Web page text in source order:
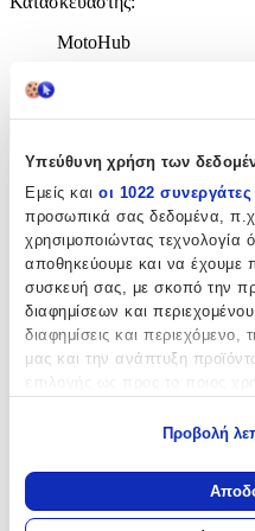
Υπεύθυνη χρήση των
Εμείς και οι 1022
προσωπικά σας δεδομένα,
χρησιμοποιώντας
αποθηκεύουμε και να έχουμε
συσκευή σας, με σκοπό την
διαφημίσεων και
διαφημίσεις και περιεχόμενο,
μας και την ανάπτυξη
Να συλλέξουμε
σας τοποθεσία, οι οποίες
Προβολή
MotoHub
Χαρακτηριστικά
Χαρακτηριστικά
με Κλειδαριά:
Όχι
Τύπος
Μπρελόκ
με Led